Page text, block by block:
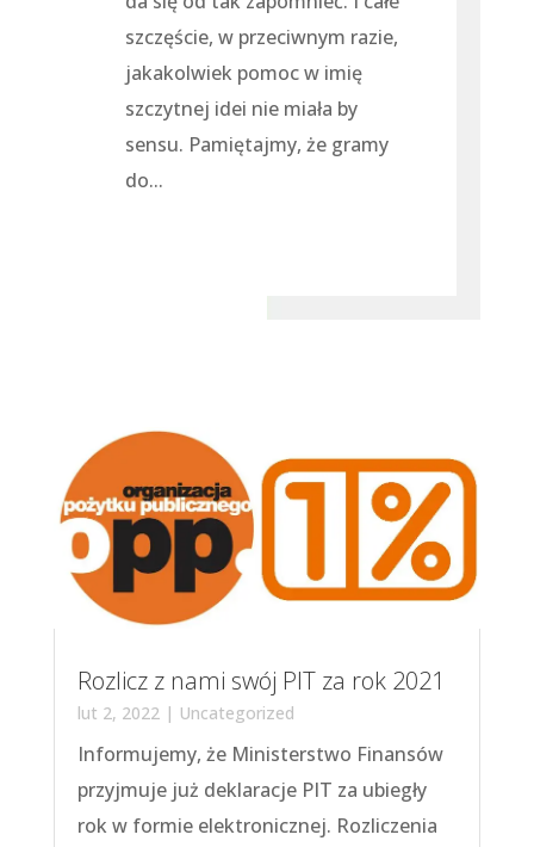
szczęście, w przeciwnym razie,
jakakolwiek pomoc w imię
szczytnej idei nie miała by
sensu. Pamiętajmy, że gramy
do...
Rozlicz z nami swój PIT za rok 2021
lut 2, 2022| Uncategorized
Informujemy, że Ministerstwo Finansów
przyjmuje już deklaracje PIT za ubiegły
rok w formie elektronicznej. Rozliczenia